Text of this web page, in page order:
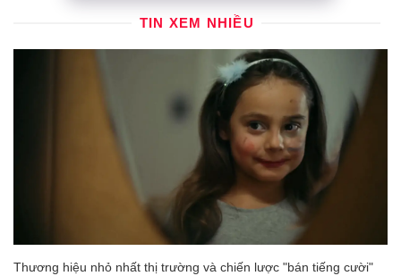
TIN XEM NHIỀU
Thương hiệu nhỏ nhất thị trường và chiến lược "bán tiếng cười"